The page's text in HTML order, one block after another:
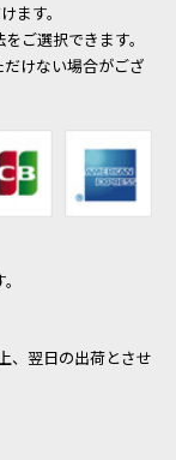
ます。
ご選択できます。
けない場合がござ
、翌日の出荷とさせ